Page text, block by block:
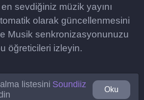
sevdiğiniz müzik yayını
olarak güncellenmesini
Musik senkronizasyonunuzu
öğreticileri izleyin.
listesini Soundiiz
Oku